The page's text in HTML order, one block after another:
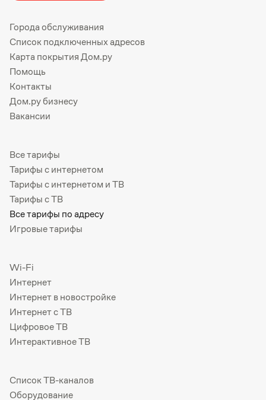
Города обслуживания
Список подключенных адресов
Карта покрытия Дом.ру
Помощь
Контакты
Дом.ру бизнесу
Вакансии
Все тарифы
Тарифы с интернетом
Тарифы с интернетом и ТВ
Тарифы с ТВ
Все тарифы по адресу
Игровые тарифы
Wi-Fi
Интернет
Интернет в новостройке
Интернет с ТВ
Цифровое ТВ
Интерактивное ТВ
Список ТВ-каналов
Оборудование